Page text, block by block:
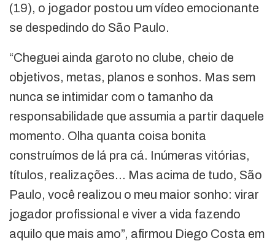
(19), o jogador postou um vídeo emocionante
se despedindo do São Paulo.
“Cheguei ainda garoto no clube, cheio de
objetivos, metas, planos e sonhos. Mas sem
nunca se intimidar com o tamanho da
responsabilidade que assumia a partir daquele
momento. Olha quanta coisa bonita
construímos de lá pra cá. Inúmeras vitórias,
títulos, realizações… Mas acima de tudo, São
Paulo, você realizou o meu maior sonho: virar
jogador profissional e viver a vida fazendo
aquilo que mais amo”, afirmou Diego Costa em